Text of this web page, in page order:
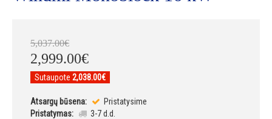
5,037.00€
2,999.00€
Sutaupote 2,038.00€
Atsargų būsena:
Pristatysime
Pristatymas:
3-7 d.d.